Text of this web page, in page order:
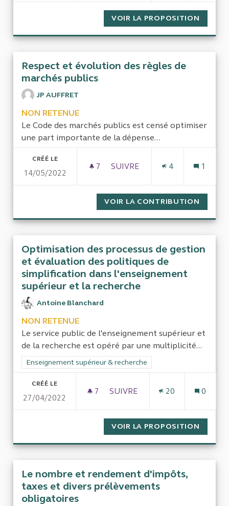
VOIR LA PROPOSITION
Respect et évolution des règles de
marchés publics
JP AUFFRET
NON RETENUE
Le Code des marchés publics est censé optimiser
une part importante de la dépense...
CRÉÉ LE
14/05/2022
7 7 ABONNÉS
SUIVRE
4 1
VOIR LA CONTRIBUTION
Optimisation des processus de gestion
et évaluation des politiques de
simplification dans l'enseignement
supérieur et la recherche
Antoine Blanchard
NON RETENUE
Le service public de l'enseignement supérieur et
de la recherche est opéré par une multiplicité...
Filtrer les résultats de la catégorie : Enseignement supérieur
Enseignement supérieur & recherche
CRÉÉ LE
27/04/2022
7 7 ABONNÉS
SUIVRE
20 0
VOIR LA PROPOSITION
Le nombre et rendement d'impôts,
taxes et divers prélèvements
obligatoires